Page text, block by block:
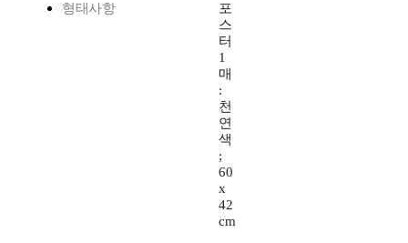
형태사항
포
스
터
1
매
:
천
연
색
;
60
x
42
cm